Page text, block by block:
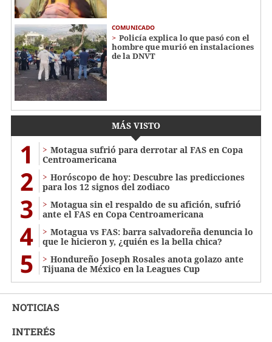
COMUNICADO
Policía explica lo que pasó con el
hombre que murió en instalaciones
de la DNVT
MÁS VISTO
1
Motagua sufrió para derrotar al FAS en Copa
Centroamericana
2
Horóscopo de hoy: Descubre las predicciones
para los 12 signos del zodiaco
3
Motagua sin el respaldo de su afición, sufrió
ante el FAS en Copa Centroamericana
4
Motagua vs FAS: barra salvadoreña denuncia lo
que le hicieron y, ¿quién es la bella chica?
5
Hondureño Joseph Rosales anota golazo ante
Tijuana de México en la Leagues Cup
NOTICIAS
INTERÉS